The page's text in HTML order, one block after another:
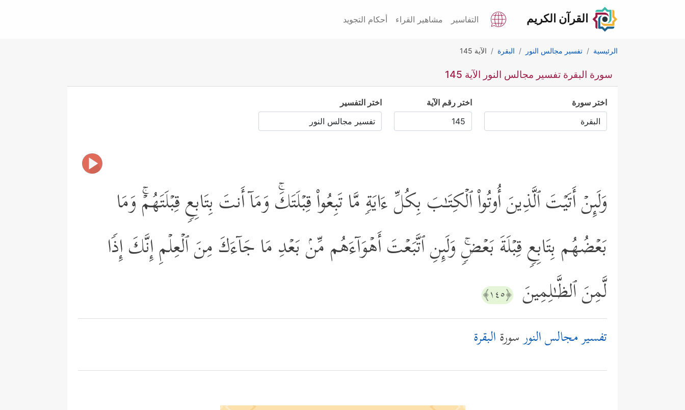
القرآن الكريم التفاسير مشاهير القراء أحكام التجويد
الرئيسية تفسير مجالس النور البقرة الآية 145
سورة البقرة تفسير مجالس النور الآية 145
اختر سورة اختر رقم الآية اختر التفسير
وَلَىِٕنۡ أَتَیۡتَ ٱلَّذِینَ أُوتُواْ ٱلۡكِتَـٰبَ بِكُلِّ ءَایَةࣲ مَّا تَبِعُواْ قِبۡلَتَكَۚ وَمَاۤ أَنتَ بِتَابِعࣲ قِبۡلَتَهُمۡۚ وَمَا
بَعۡضُهُم بِتَابِعࣲ قِبۡلَةَ بَعۡضࣲۚ وَلَىِٕنِ ٱتَّبَعۡتَ أَهۡوَاۤءَهُم مِّنۢ بَعۡدِ مَا جَاۤءَكَ مِنَ ٱلۡعِلۡمِ إِنَّكَ إِذࣰا
لَّمِنَ ٱلظَّـٰلِمِینَ ﴿١٤٥﴾
تفسير مجالس النورسورةالبقرة